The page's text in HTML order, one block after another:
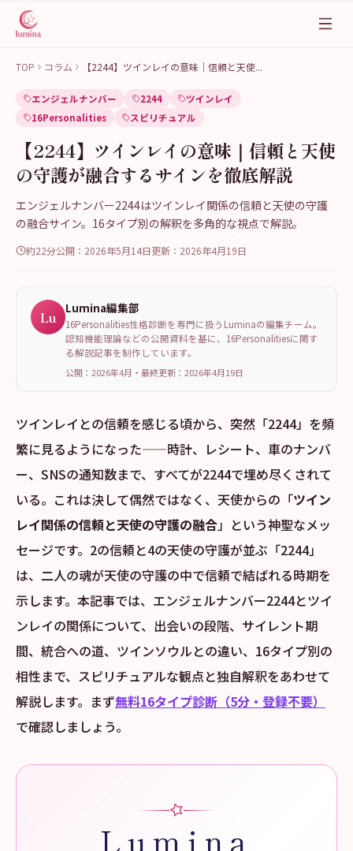
TOP コラム 【2244】ツインレイの意味｜信頼と天使...
エンジェルナンバー 2244
ツインレイ
16Personalities
スピリチュアル
【2244】ツインレイの意味｜信頼と天使
の守護が融合するサインを徹底解説
エンジェルナンバー2244はツインレイ関係の信頼と天使の守護
の融合サイン。16タイプ別の解釈を多角的な視点で解説。
約22分公開： 2026年5月14日更新： 2026年4月19日
Lu Lumina編集部
16Personalities性格診断を専門に扱うLuminaの編集チーム。
認知機能理論などの公開資料を基に、16Personalitiesに関す
る解説記事を制作しています。
公開：2026年4月 ・ 最終更新： 2026年4月19日
ツインレイとの信頼を感じる頃から、突然「2244」を頻
繁に見るようになった——時計、レシート、車のナンバ
ー、SNSの通知数まで、すべてが2244で埋め尽くされて
いる。これは決して偶然ではなく、天使からの「ツイン
レイ関係の信頼と天使の守護の融合」という神聖なメッ
セージです。2の信頼と4の天使の守護が並ぶ「2244」
は、二人の魂が天使の守護の中で信頼で結ばれる時期を
示します。本記事では、エンジェルナンバー2244とツイ
ンレイの関係について、出会いの段階、サイレント期
間、統合への道、ツインソウルとの違い、16タイプ別の
相性まで、スピリチュアルな観点と独自解釈をあわせて
解説します。まず無料16タイプ診断（5分・登録不要）
で確認しましょう。
Lumina